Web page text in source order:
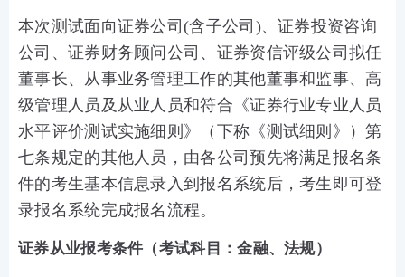
本次测试面向证券公司(含子公司)、证券投资咨询
公司、证券财务顾问公司、证券资信评级公司拟任
董事长、从事业务管理工作的其他董事和监事、高
级管理人员及从业人员和符合《证券行业专业人员
水平评价测试实施细则》（下称《测试细则》）第
七条规定的其他人员，由各公司预先将满足报名条
件的考生基本信息录入到报名系统后，考生即可登
录报名系统完成报名流程。
证券从业报考条件（考试科目：金融、法规）